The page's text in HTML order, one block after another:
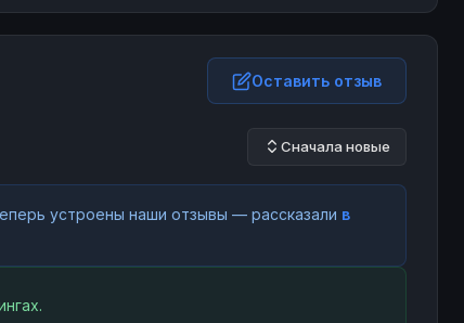
Оставить отзыв
Сначала новые
устроены наши отзывы — рассказали в